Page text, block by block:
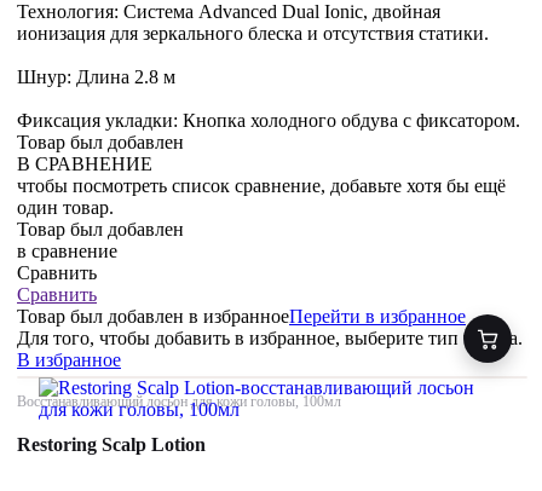
Технология: Система Advanced Dual Ionic, двойная
ионизация для зеркального блеска и отсутствия статики.
Шнур: Длина 2.8 м
Фиксация укладки: Кнопка холодного обдува с фиксатором.
Товар был добавлен
В СРАВНЕНИЕ
чтобы посмотреть список сравнение, добавьте хотя бы ещё
один товар.
Товар был добавлен
в сравнение
Сравнить
Сравнить
Товар был добавлен в избранноеПерейти в избранное
Для того, чтобы добавить в избранное, выберите тип товара.
В избранное
Восстанавливающий лосьон для кожи головы, 100мл
Restoring Scalp Lotion